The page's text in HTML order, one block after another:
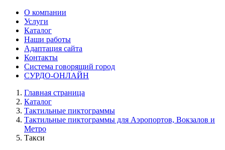
О компании
Услуги
Каталог
Наши работы
Адаптация сайта
Контакты
Система говорящий город
СУРДО-ОНЛАЙН
Главная страница
Каталог
Тактильные пиктограммы
Тактильные пиктограммы для Аэропортов, Вокзалов и
Метро
Такси